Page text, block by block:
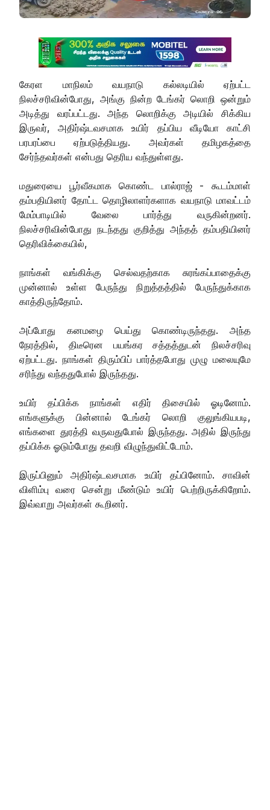
கேரள மாநிலம் வயநாடு கல்லடியில் ஏற்பட்ட
நிலச்சரிவின்போது, அங்கு நின்ற டேங்கர் லொறி ஒன்றும்
அடித்து வரப்பட்டது. அந்த லொறிக்கு அடியில் சிக்கிய
இருவர், அதிர்ஷ்டவசமாக உயிர் தப்பிய வீடியோ காட்சி
பரபரப்பை ஏற்படுத்தியது. அவர்கள் தமிழகத்தை
சேர்ந்தவர்கள் என்பது தெரிய வந்துள்ளது.
மதுரையை பூர்வீகமாக கொண்ட பால்ராஜ் - கூடம்மாள்
தம்பதியினர் தோட்ட தொழிலாளர்களாக வயநாடு மாவட்டம்
மேம்பாடியில் வேலை பார்த்து வருகின்றனர்.
நிலச்சரிவின்போது நடந்தது குறித்து அந்தத் தம்பதியினர்
தெரிவிக்கையில்,
நாங்கள் வங்கிக்கு செல்வதற்காக சுரங்கப்பாதைக்கு
முன்னால் உள்ள பேருந்து நிறுத்தத்தில் பேருந்துக்காக
காத்திருந்தோம்.
அப்போது கனமழை பெய்து கொண்டிருந்தது. அந்த
நேரத்தில், திடீரென பயங்கர சத்தத்துடன் நிலச்சரிவு
ஏற்பட்டது. நாங்கள் திரும்பிப் பார்த்தபோது முழு மலையுமே
சரிந்து வந்ததுபோல் இருந்தது.
உயிர் தப்பிக்க நாங்கள் எதிர் திசையில் ஓடினோம்.
எங்களுக்கு பின்னால் டேங்கர் லொறி குலுங்கியபடி,
எங்களை துரத்தி வருவதுபோல் இருந்தது. அதில் இருந்து
தப்பிக்க ஓடும்போது தவறி விழுந்துவிட்டோம்.
இருப்பினும் அதிர்ஷ்டவசமாக உயிர் தப்பினோம். சாவின்
விளிம்பு வரை சென்று மீண்டும் உயிர் பெற்றிருக்கிறோம்.
இவ்வாறு அவர்கள் கூறினர்.